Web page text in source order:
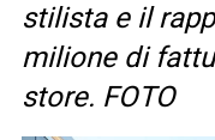
stilista e il
milione di
store. FOTO